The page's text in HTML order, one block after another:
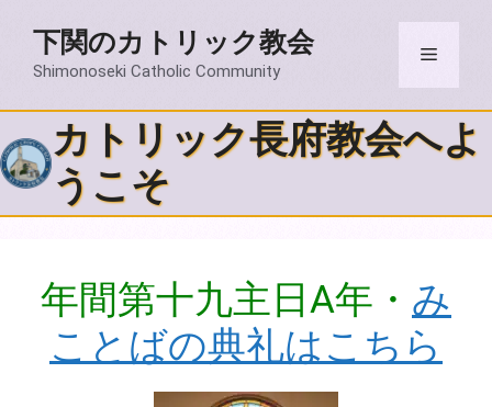
へ
ス
下関のカトリック教会
Shimonoseki Catholic Community
メ
カトリック長府教会へよ
うこそ
年間第十九主日A年・ み
ことばの典礼はこちら